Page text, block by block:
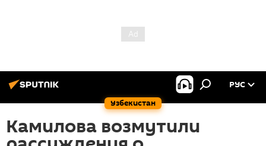
Узбекистан
РУС
Камилова возмутили